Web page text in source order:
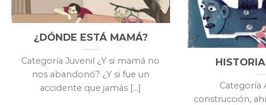
¿DÓNDE ESTÁ MAMÁ?
Categoría Juvenil ¿Y si mamá no
nos abandonó? ¿Y si fue un
accidente que jamás [...]
Categoría
construcción,